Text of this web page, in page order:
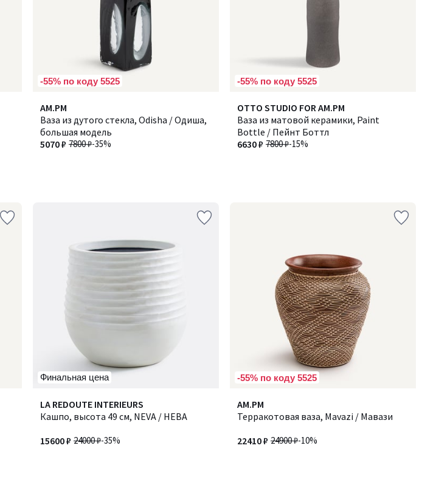
-55% по коду 5525
AM.PM
Ваза из дутого стекла, Odisha / Одиша,
большая модель
7800 ₽-35%
5070 ₽
-55% по коду 5525
OTTO STUDIO FOR AM.PM
Ваза из матовой керамики, Paint
Bottle / Пейнт Боттл
7800 ₽-15%
6630 ₽
Финальная цена
LA REDOUTE INTERIEURS
Кашпо, высота 49 см, NEVA / НЕВА
24000 ₽-35%
15600 ₽
-55% по коду 5525
AM.PM
Терракотовая ваза, Mavazi / Мавази
24900 ₽-10%
22410 ₽